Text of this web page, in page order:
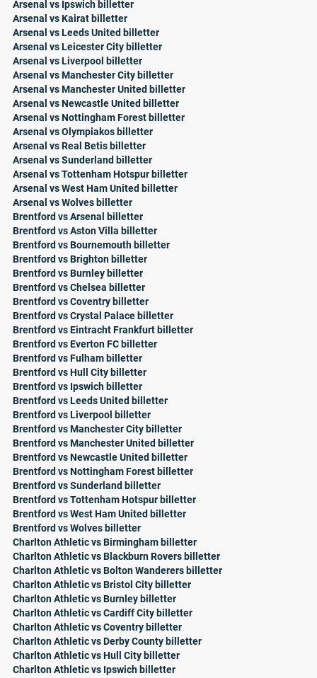
Arsenal vs Ipswich billetter
Arsenal vs Kairat billetter
Arsenal vs Leeds United billetter
Arsenal vs Leicester City billetter
Arsenal vs Liverpool billetter
Arsenal vs Manchester City billetter
Arsenal vs Manchester United billetter
Arsenal vs Newcastle United billetter
Arsenal vs Nottingham Forest billetter
Arsenal vs Olympiakos billetter
Arsenal vs Real Betis billetter
Arsenal vs Sunderland billetter
Arsenal vs Tottenham Hotspur billetter
Arsenal vs West Ham United billetter
Arsenal vs Wolves billetter
Brentford vs Arsenal billetter
Brentford vs Aston Villa billetter
Brentford vs Bournemouth billetter
Brentford vs Brighton billetter
Brentford vs Burnley billetter
Brentford vs Chelsea billetter
Brentford vs Coventry billetter
Brentford vs Crystal Palace billetter
Brentford vs Eintracht Frankfurt billetter
Brentford vs Everton FC billetter
Brentford vs Fulham billetter
Brentford vs Hull City billetter
Brentford vs Ipswich billetter
Brentford vs Leeds United billetter
Brentford vs Liverpool billetter
Brentford vs Manchester City billetter
Brentford vs Manchester United billetter
Brentford vs Newcastle United billetter
Brentford vs Nottingham Forest billetter
Brentford vs Sunderland billetter
Brentford vs Tottenham Hotspur billetter
Brentford vs West Ham United billetter
Brentford vs Wolves billetter
Charlton Athletic vs Birmingham billetter
Charlton Athletic vs Blackburn Rovers billetter
Charlton Athletic vs Bolton Wanderers billetter
Charlton Athletic vs Bristol City billetter
Charlton Athletic vs Burnley billetter
Charlton Athletic vs Cardiff City billetter
Charlton Athletic vs Coventry billetter
Charlton Athletic vs Derby County billetter
Charlton Athletic vs Hull City billetter
Charlton Athletic vs Ipswich billetter